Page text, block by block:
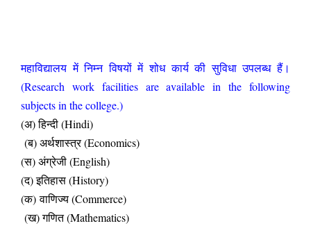
महाविद्यालय में निम्न विषयों में शोध कार्य की सुविधा उपलब्ध हैं।
(Research work facilities are available in the following
subjects in the college.)
(अ) हिन्दी (Hindi)
(ब) अर्थशास्त्र (Economics)
(स) अंग्रेजी (English)
(द) इतिहास (History)
(क) वाणिज्य (Commerce)
(ख) गणित (Mathematics)